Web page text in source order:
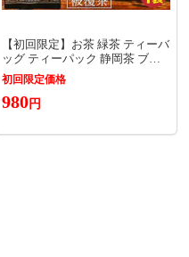
【初回限定】お茶 緑茶 ティーバ
ッグ ティーパック 静岡茶 ブラ
ンド茶 望銀印ティーパック
初回限定価格
980円